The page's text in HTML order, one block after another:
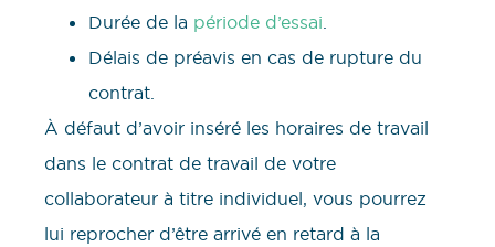
Durée de la période d’essai.
Délais de préavis en cas de rupture du
contrat.
À défaut d’avoir inséré les horaires de travail
dans le contrat de travail de votre
collaborateur à titre individuel, vous pourrez
lui reprocher d’être arrivé en retard à la